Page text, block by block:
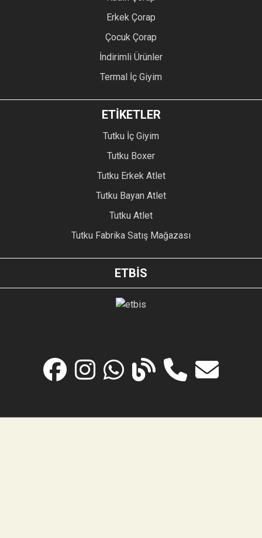
Erkek Çorap
Çocuk Çorap
İndirimli Ürünler
Termal İç Giyim
ETİKETLER
Tutku İç Giyim
Tutku Boxer
Tutku Erkek Atlet
Tutku Bayan Atlet
Tutku Atlet
Tutku Fabrika Satış Mağazası
ETBİS